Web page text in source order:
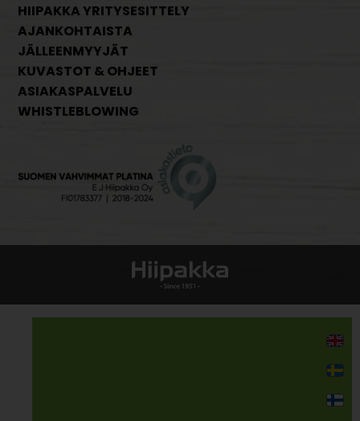
HIIPAKKA YRITYSESITTELY
AJANKOHTAISTA
JÄLLEENMYYJÄT
KUVASTOT & OHJEET
ASIAKASPALVELU
WHISTLEBLOWING